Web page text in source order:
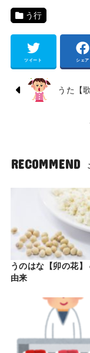
う行
ツイート シェア
うた【
RECOMMEND
うのはな【卯の花】
由来